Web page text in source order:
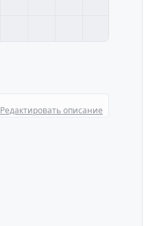
Редактировать описание